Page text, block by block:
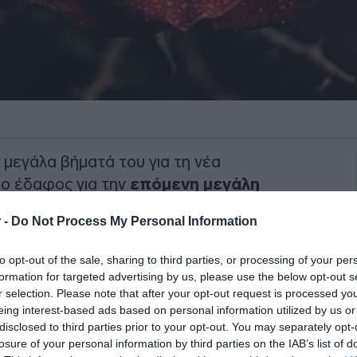
- Do Not Process My Personal Information
opt-out of the sale, sharing to third parties, or processing of your
for targeted advertising by us, please use the below opt-out
selection. Please note that after your opt-out request is processed
interest-based ads based on personal information utilized by us
to third parties prior to your opt-out. You may separately
of your personal information by third parties on the IAB’s list of
βήματά του για τη νέα
έδαφος για την επόμενη μεγάλη
έδωσε στη δημοσιότητα το πρώτο
για μια ιστορία γεμάτη έντονα
σκληρές συγκρούσεις και